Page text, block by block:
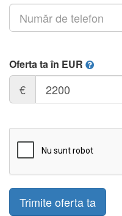
Oferta ta în EUR
€
Trimite oferta ta